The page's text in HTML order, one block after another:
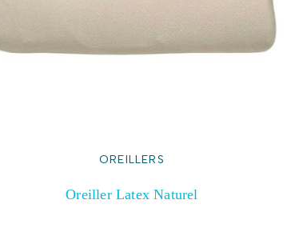
OREILLERS
Oreiller Latex Naturel